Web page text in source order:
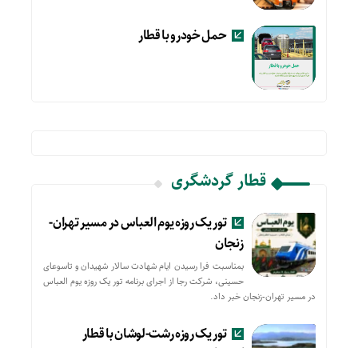
حمل خودرو با قطار
قطار گردشگری
تور یک روزه یوم العباس در مسیر تهران-
زنجان
بمناسبت فرا رسیدن ایام شهادت سالار شهیدان و تاسوعای
حسینی، شرکت رجا از اجرای برنامه تور یک روزه یوم العباس
در مسیر تهران-زنجان خبر داد.
تور یک روزه رشت-لوشان با قطار